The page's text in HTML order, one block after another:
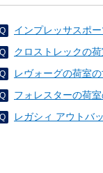
インプレッサスポ
クロストレックの
レヴォーグの荷室
フォレスターの荷
レガシィ アウトバ